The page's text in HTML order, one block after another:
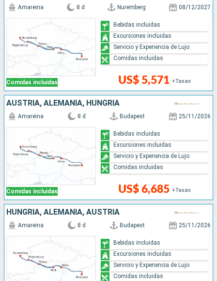
Comidas incluidas
Amareina 8 d Nuremberg 08/12/2027
US$ 5,571 +Tasas
Bebidas incluidas
Excursiones incluidas
Servicio y Experiencia de Lujo
Comidas incluidas
AUSTRIA, ALEMANIA, HUNGRÍA
Comidas incluidas
Amareina 8 d Budapest 25/11/2026
US$ 6,685 +Tasas
Bebidas incluidas
Excursiones incluidas
Servicio y Experiencia de Lujo
Comidas incluidas
HUNGRÍA, ALEMANIA, AUSTRIA
Amareina 8 d Budapest 25/11/2026
Bebidas incluidas
Excursiones incluidas
Servicio y Experiencia de Lujo
Comidas incluidas